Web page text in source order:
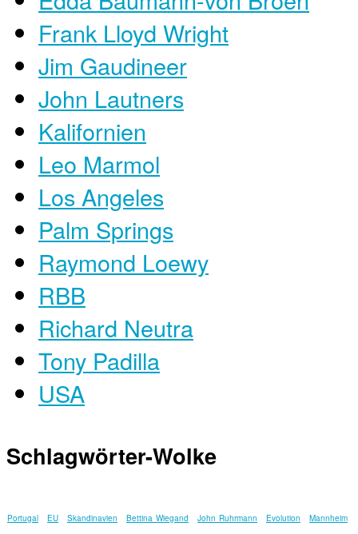
Frank Lloyd Wright
Jim Gaudineer
John Lautners
Kalifornien
Leo Marmol
Los Angeles
Palm Springs
Raymond Loewy
RBB
Richard Neutra
Tony Padilla
USA
Schlagwörter-Wolke
Portugal EU Skandinavien Bettina Wiegand John Ruhrmann Evolution Mannheim